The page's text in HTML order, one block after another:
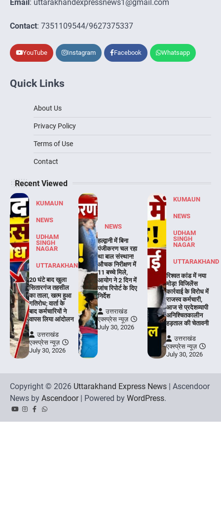
Email : uttarakhandexpressnews1@gmail.com
Contact: 7351109544/9627375337
YouTube Instagram Facebook Whatsapp
Quick Links
About Us
Privacy Policy
Terms of Use
Contact
Recent Viewed
KUMAUN
NEWS
UDHAM
SINGH
NAGAR
UTTARAKHAND
20 घंटे बाद खुला
सितारगंज तहसील
का ताला, खत्म हुआ
गतिरोध; वार्ता के
बाद कर्मचारियों ने
वापस लिया आंदोलन
उत्तराखंड
एक्स्प्रेस न्यूज़
July 30, 2026
NEWS
हल्द्वानी में बिना
पंजीकरण चल रहा
था बाल संस्थान!
औचक निरीक्षण में
11 बच्चे मिले,
आयोग ने 2 दिन में
जांच रिपोर्ट के दिए
निर्देश
उत्तराखंड
एक्स्प्रेस न्यूज़
July 30, 2026
KUMAUN
NEWS
UDHAM
SINGH
NAGAR
UTTARAKHAND
रिश्वत कांड में नया
मोड़! विजिलेंस
कार्रवाई के विरोध में
राजस्व कर्मचारी,
आज से प्रदेशव्यापी
अनिश्चितकालीन
हड़ताल की चेतावनी
उत्तराखंड
एक्स्प्रेस न्यूज़
July 30, 2026
Copyright © 2026 Uttarakhand Express News | Ascendoor
News by Ascendoor| Powered by WordPress.
YouTubeInstagram
Facebook
Whatsapp